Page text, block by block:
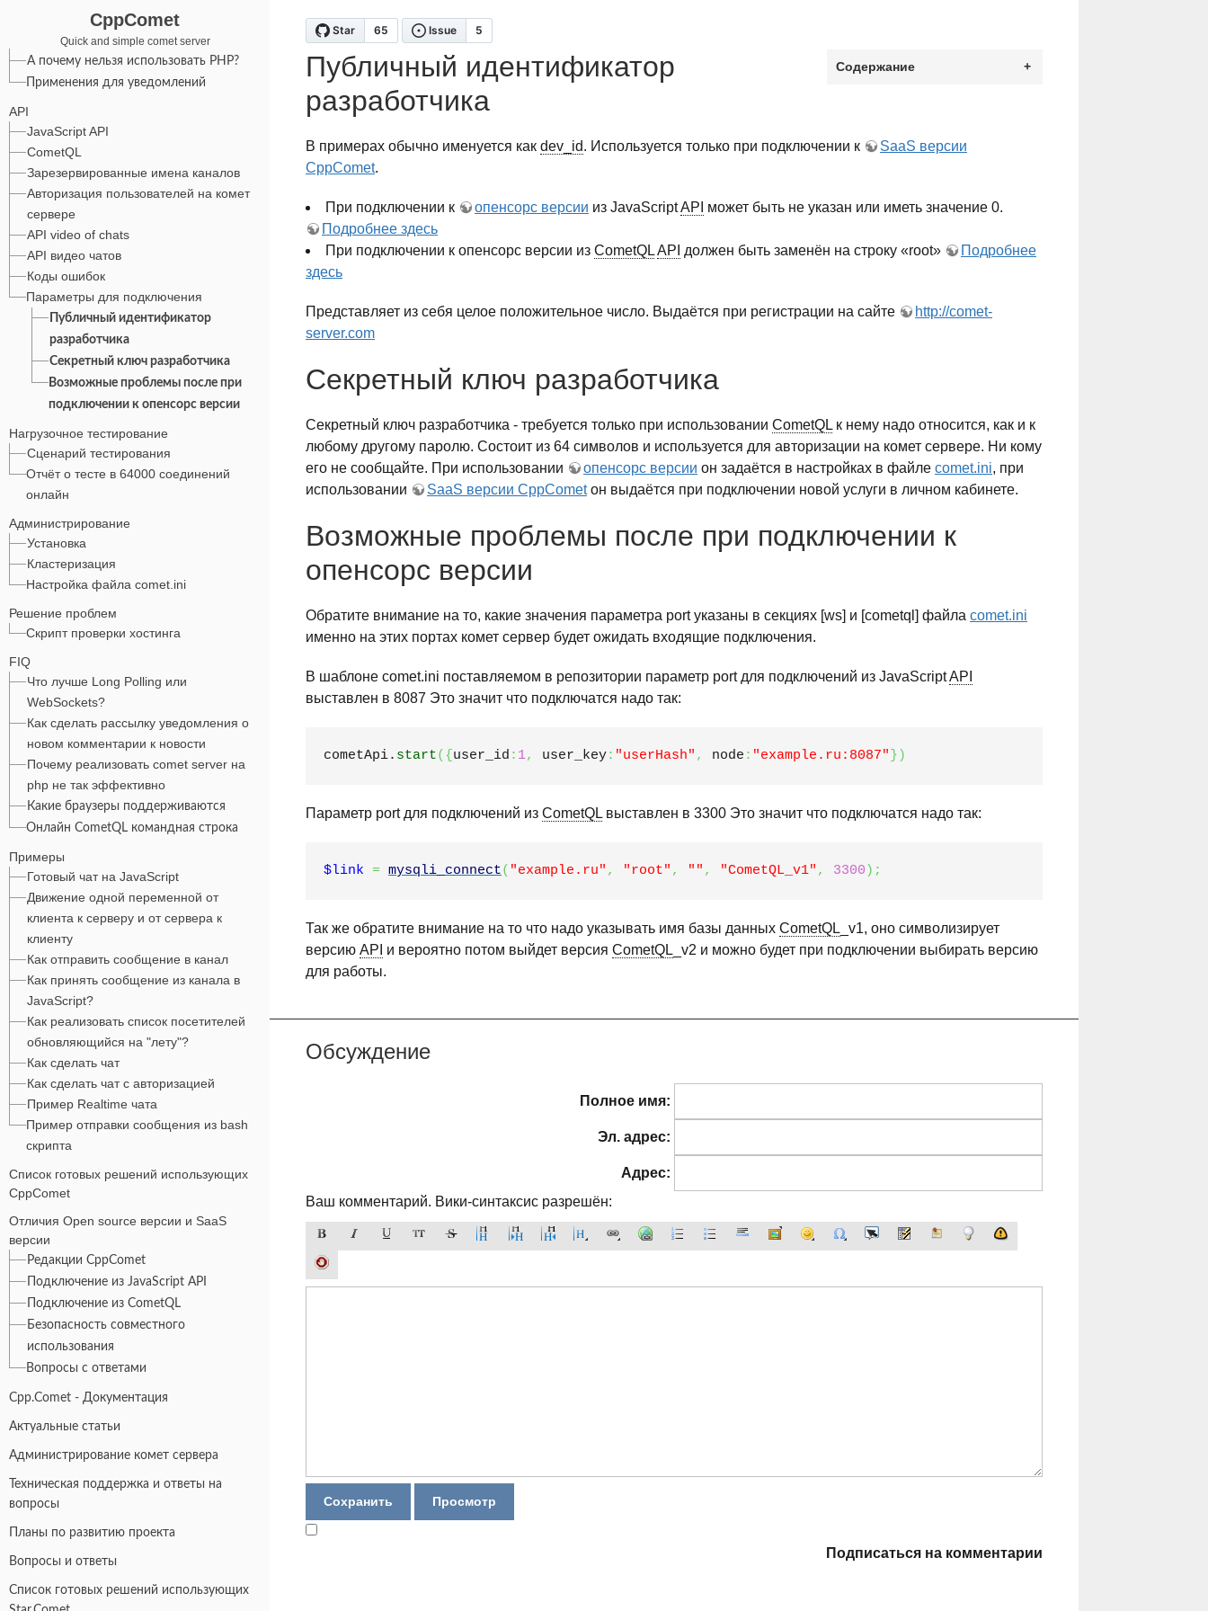
CppComet
Quick and simple comet server
Как работают push уведомления.
Преимущества push сервиса
А почему нельзя использовать PHP?
Применения для уведомлений
API
JavaScript API
CometQL
Зарезервированные имена каналов
Авторизация пользователей на комет
сервере
API video of chats
API видео чатов
Коды ошибок
Параметры для подключения
Публичный идентификатор
разработчика
Секретный ключ разработчика
Возможные проблемы после при
подключении к опенсорс версии
Нагрузочное тестирование
Сценарий тестирования
Отчёт о тесте в 64000 соединений
онлайн
Администрирование
Установка
Кластеризация
Настройка файла comet.ini
Решение проблем
Скрипт проверки хостинга
FIQ
Что лучше Long Polling или
WebSockets?
Как сделать рассылку уведомления о
новом комментарии к новости
Почему реализовать comet server на
php не так эффективно
Какие браузеры поддерживаются
Онлайн CometQL командная строка
Примеры
Готовый чат на JavaScript
Движение одной переменной от
клиента к серверу и от сервера к
клиенту
Как отправить сообщение в канал
Как принять сообщение из канала в
JavaScript?
Как реализовать список посетителей
обновляющийся на "лету"?
Как сделать чат
Как сделать чат с авторизацией
Пример Realtime чата
Пример отправки сообщения из bash
скрипта
Список готовых решений использующих
CppComet
Отличия Open source версии и SaaS
версии
Редакции CppComet
Подключение из JavaScript API
Подключение из CometQL
Безопасность совместного
использования
Вопросы с ответами
Cpp.Comet - Документация
Актуальные статьи
Администрирование комет сервера
Техническая поддержка и ответы на
вопросы
Планы по развитию проекта
Вопросы и ответы
Список готовых решений использующих
+
Содержание
Публичный идентификатор
разработчика
В примерах обычно именуется как dev_id. Используется только при подключении к
SaaS версии
CppComet.
При подключении к опенсорс версии из JavaScriptAPI может быть не указан или иметь значение 0.
Подробнее здесь
При подключении к опенсорс версии из CometQLAPI должен быть заменён на строку «root»
Подробнее
здесь
Представляет из себя целое положительное число. Выдаётся при регистрации на сайте
http://comet-
server.com
Секретный ключ разработчика
Секретный ключ разработчика - требуется только при использовании CometQL к нему надо относится, как и к
любому другому паролю. Состоит из 64 символов и используется для авторизации на комет сервере. Ни кому
его не сообщайте. При использовании
опенсорс версии он задаётся в настройках в файле comet.ini, при
использовании
SaaS версии CppCometон выдаётся при подключении новой услуги в личном кабинете.
Возможные проблемы после при подключении к
опенсорс версии
Обратите внимание на то, какие значения параметра port указаны в секциях [ws] и [cometql] файла comet.ini
именно на этих портах комет сервер будет ожидать входящие подключения.
В шаблоне comet.ini поставляемом в репозитории параметр port для подключений из JavaScriptAPI
выставлен в 8087 Это значит что подключатся надо так:
cometApi. start( { user_id : 1, user_key: "userHash" , node : "example.ru:8087" } )
Параметр port для подключений из CometQL выставлен в 3300 Это значит что подключатся надо так:
$link = mysqli_connect( "example.ru" , "root" , "" , "CometQL_v1" , 3300 ) ;
Так же обратите внимание на то что надо указывать имя базы данных CometQL _v1, оно символизирует
версию API и вероятно потом выйдет версия CometQL _v2 и можно будет при подключении выбирать версию
для работы.
Обсуждение
Полное имя:
Эл. адрес:
Адрес:
Ваш комментарий. Вики-синтаксис разрешён:
Подписаться на комментарии